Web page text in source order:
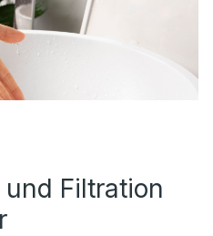
Filtration